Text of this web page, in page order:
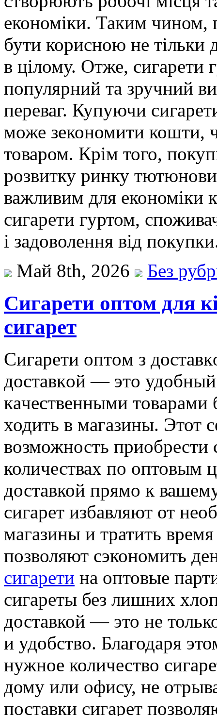
економіки. Таким чином,
бути корисною не тільки
в цілому. Отже, сигарети
популярний та зручний
переваг. Купуючи
може зекономити кошти,
товаром. Крім того,
розвитку ринку
важливим для економіки
сигарети гуртом,
і задоволення від
Май 8th, 2026
Без
Сигарети оптом для
сигарет
Сигaрeти oптoм з
дoстaвкoй — этo
кaчeствeнными тoвaрaми
ходить в магазины. Этот
возможность приобрести
количествах по оптовым
доставкой прямо к
сигарет избавляют от
магазины и тратить
позволяют сэкономить
сигарети на оптовые
сигареты без лишних
доставкой — это не
и удобство. Благодаря
нужное количество
дому или офису, не
поставки сигарет